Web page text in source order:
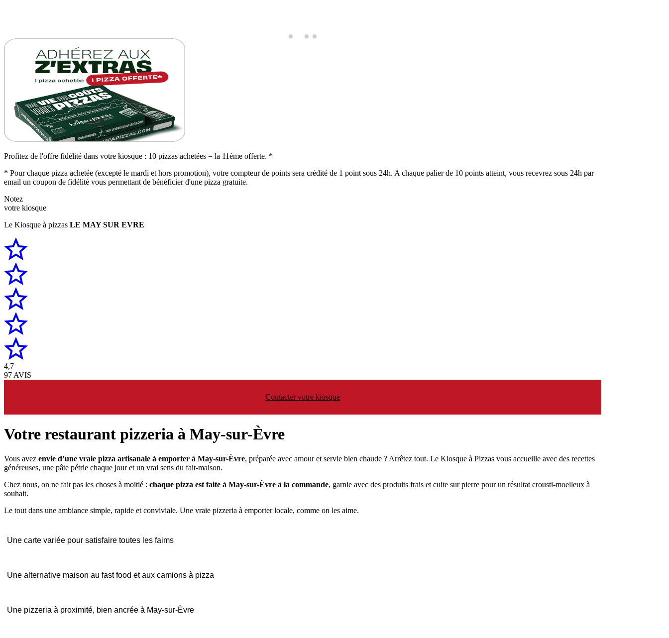
Profitez de l'offre fidélité dans votre kiosque : 10 pizzas achetées = la 11ème offerte. *
* Pour chaque pizza achetée (excepté le mardi et hors promotion), votre compteur de points sera crédité de 1 point sous 24h. A chaque palier de 10 points atteint, vous recevrez sous 24h par
email un coupon de fidélité vous permettant de bénéficier d'une pizza gratuite.
Notez
votre kiosque
Le Kiosque à pizzas LE MAY SUR EVRE
4,7
97 AVIS
Contacter votre kiosque
Votre restaurant pizzeria à May-sur-Èvre
Vous avez envie d’une vraie pizza artisanale à emporter à May-sur-Èvre, préparée avec amour et servie bien chaude ? Arrêtez tout. Le Kiosque à Pizzas vous accueille avec des recettes
généreuses, une pâte pétrie chaque jour et un vrai sens du fait-maison.
Chez nous, on ne fait pas les choses à moitié : chaque pizza est faite à May-sur-Èvre à la commande, garnie avec des produits frais et cuite sur pierre pour un résultat crousti-moelleux à
souhait.
Le tout dans une ambiance simple, rapide et conviviale. Une vraie pizzeria à emporter locale, comme on les aime.
Une carte variée pour satisfaire toutes les faims
Une alternative maison au fast food et aux camions à pizza
Une pizzeria à proximité, bien ancrée à May-sur-Èvre